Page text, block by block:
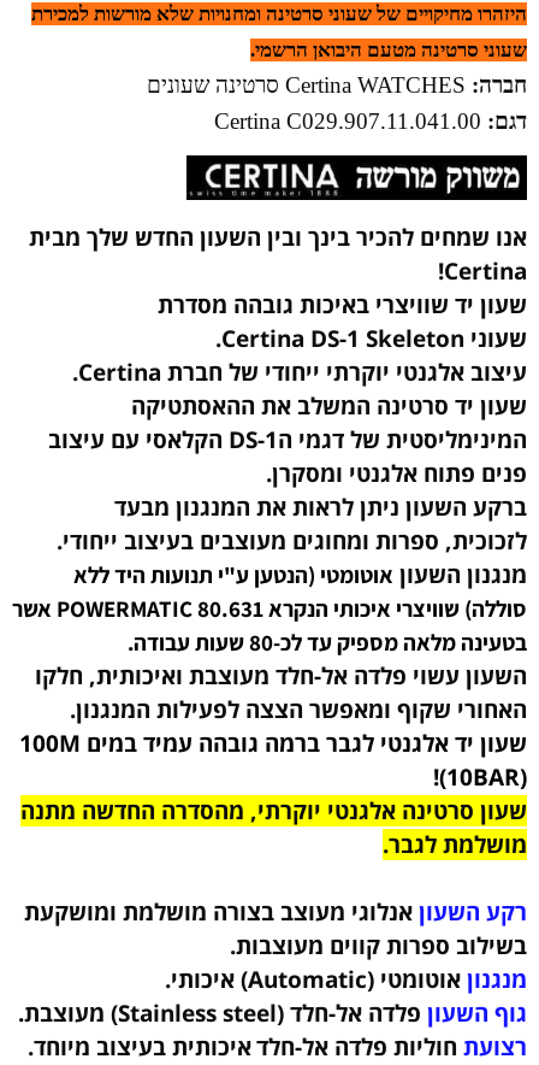
היזהרו מחיקויים של שעוני סרטינה ומחנויות שלא מורשות למכירת
שעוני סרטינה מטעם היבואן הרשמי.
חברה:
דגם: C029.907.11.041.00
אנו שמחים להכיר בינך ובין השעון החדש שלך מבית
Certina!
שעון יד שוויצרי באיכות גובהה מסדרת
שעוני Certina DS-1 Skeleton.
עיצוב אלגנטי יוקרתי ייחודי של חברת Certina.
שעון יד סרטינה המשלב את ההאסתטיקה
המינימליסטית של דגמי הDS-1 הקלאסי עם עיצוב
פנים פתוח אלגנטי ומסקרן.
ברקע השעון ניתן לראות את המנגנון מבעד
לזכוכית, ספרות ומחוגים מעוצבים בעיצוב ייחודי.
מנגנון השעון אוטומטי (הנטען ע"י תנועות היד ללא
סוללה)
שוויצרי איכותי הנקרא POWERMATIC 80.631 אשר
בטעינה מלאה מספיק עד לכ-80 שעות עבודה
.
השעון עשוי פלדה אל-חלד מעוצבת ואיכותית, חלקו
האחורי שקוף ומאפשר הצצה לפעילות המנגנון.
שעון יד אלגנטי לגבר ברמה גובהה עמיד במים 100M
(10BAR)!
שעון סרטינה אלגנטי יוקרתי, מהסדרה החדשה מתנה
מושלמת לגבר.
רקע השעוןאנלוגי מעוצב בצורה מושלמת ומושקעת
בשילוב ספרות קווים מעוצבות.
מנגנוןאוטומטי (Automatic) איכותי.
גוף השעון פלדה אל-חלד (Stainless steel) מעוצבת.
רצועת חוליות פלדה אל-חלדאיכותית בעיצוב מיוחד.